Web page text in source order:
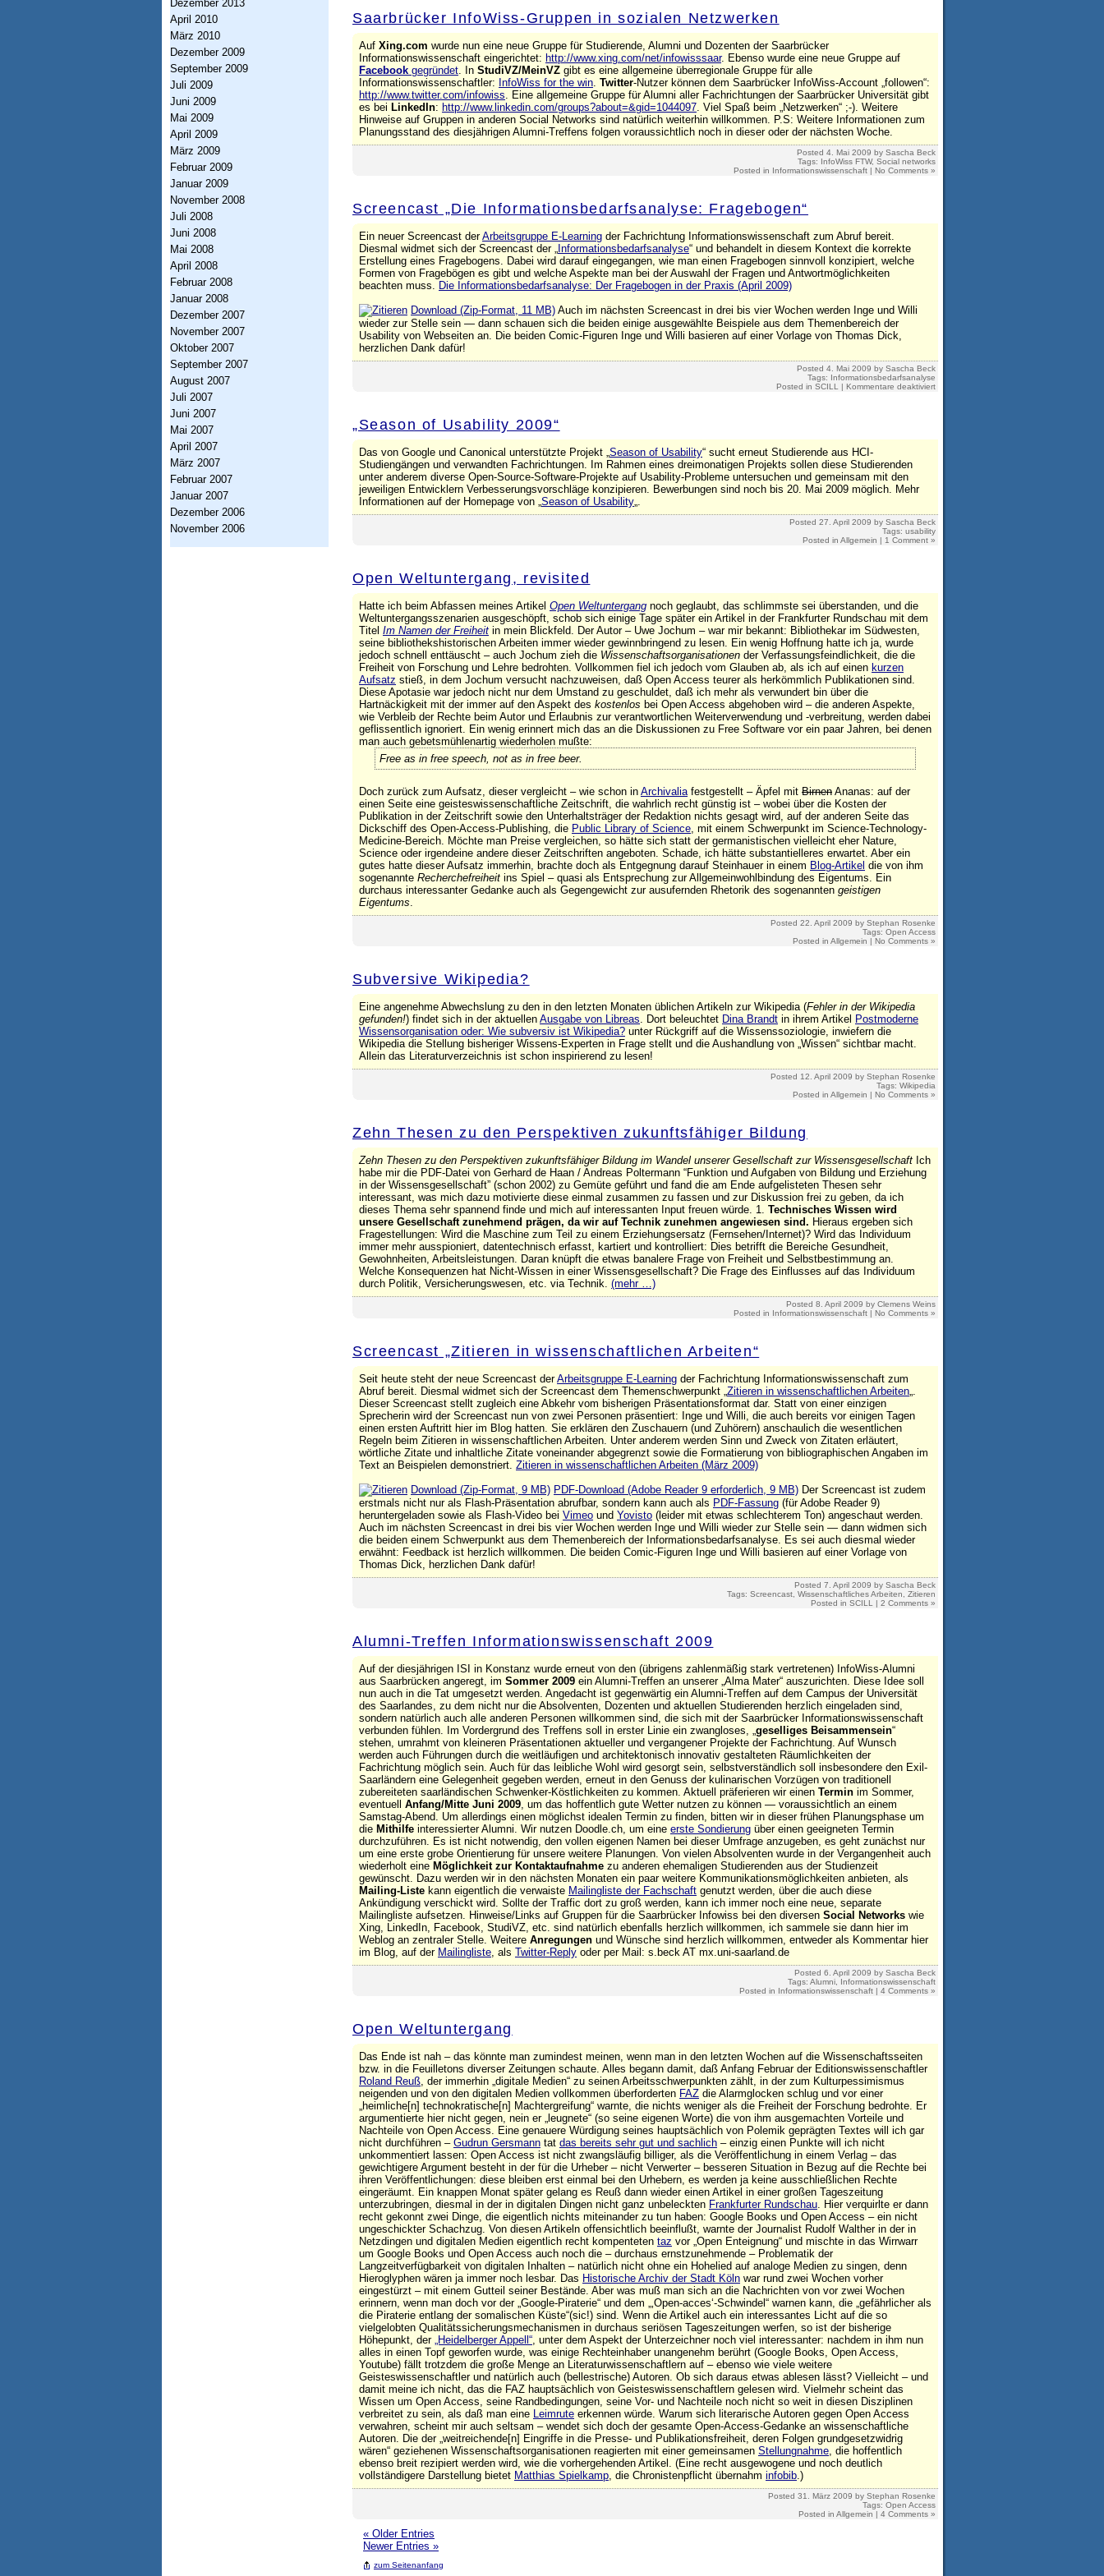
t
u
n
g
I
n
f
o
r
m
a
t
i
o
n
s
w
i
s
s
e
n
s
Dezember 2013
April 2010
März 2010
Dezember 2009
September 2009
Juli 2009
Juni 2009
Mai 2009
April 2009
März 2009
Februar 2009
Januar 2009
November 2008
Juli 2008
Juni 2008
Mai 2008
April 2008
Februar 2008
Januar 2008
Dezember 2007
November 2007
Oktober 2007
September 2007
August 2007
Juli 2007
Juni 2007
Mai 2007
April 2007
März 2007
Februar 2007
Januar 2007
Dezember 2006
November 2006
Saarbrücker InfoWiss-Gruppen in sozialen Netzwerken
Auf Xing.com wurde nun eine neue Gruppe für Studierende, Alumni und Dozenten der Saarbrücker
Informationswissenschaft eingerichtet: http://www.xing.com/net/infowisssaar. Ebenso wurde eine neue Gruppe auf
Facebook gegründet. In StudiVZ/MeinVZ gibt es eine allgemeine überregionale Gruppe für alle
Informationswissenschaftler: InfoWiss for the win. Twitter-Nutzer können dem Saarbrücker InfoWiss-Account „followen“:
http://www.twitter.com/infowiss. Eine allgemeine Gruppe für Alumni aller Fachrichtungen der Saarbrücker Universität gibt
es bei LinkedIn: http://www.linkedin.com/groups?about=&gid=1044097. Viel Spaß beim „Netzwerken“ ;-). Weitere
Hinweise auf Gruppen in anderen Social Networks sind natürlich weiterhin willkommen. P.S: Weitere Informationen zum
Planungsstand des diesjährigen Alumni-Treffens folgen voraussichtlich noch in dieser oder der nächsten Woche.
Posted 4. Mai 2009 by Sascha Beck
Tags: InfoWiss FTW, Social networks
Posted in Informationswissenschaft | No Comments »
Screencast „Die Informationsbedarfsanalyse: Fragebogen“
Ein neuer Screencast derArbeitsgruppe E-Learning der Fachrichtung Informationswissenschaft zum Abruf bereit.
Diesmal widmet sich der Screencast der „ Informationsbedarfsanalyse“ und behandelt in diesem Kontext die korrekte
Erstellung eines Fragebogens. Dabei wird darauf eingegangen, wie man einen Fragebogen sinnvoll konzipiert, welche
Formen von Fragebögen es gibt und welche Aspekte man bei der Auswahl der Fragen und Antwortmöglichkeiten
beachten muss. Die Informationsbedarfsanalyse: Der Fragebogen in der Praxis (April 2009)
Download (Zip-Format, 11 MB) Auch im nächsten Screencast in drei bis vier Wochen werden Inge und Willi
wieder zur Stelle sein — dann schauen sich die beiden einige ausgewählte Beispiele aus dem Themenbereich der
Usability von Webseiten an. Die beiden Comic-Figuren Inge und Willi basieren auf einer Vorlage von Thomas Dick,
herzlichen Dank dafür!
Posted 4. Mai 2009 by Sascha Beck
Tags: Informationsbedarfsanalyse
Posted in SCILL | Kommentare deaktiviertfür
„Season of Usability 2009“
Das von Google und Canonical unterstützte Projekt „Season of Usability“ sucht erneut Studierende aus HCI-
Studiengängen und verwandten Fachrichtungen. Im Rahmen eines dreimonatigen Projekts sollen diese Studierenden
unter anderem diverse Open-Source-Software-Projekte auf Usability-Probleme untersuchen und gemeinsam mit den
jeweiligen Entwicklern Verbesserungsvorschläge konzipieren. Bewerbungen sind noch bis 20. Mai 2009 möglich. Mehr
Informationen auf der Homepage von „Season of Usability„.
Posted 27. April 2009 by Sascha Beck
Tags: usability
Posted in Allgemein | 1 Comment »
Open Weltuntergang, revisited
Hatte ich beim Abfassen meines Artikel Open Weltuntergang noch geglaubt, das schlimmste sei überstanden, und die
Weltuntergangsszenarien ausgeschöpft, schob sich einige Tage später ein Artikel in der Frankfurter Rundschau mit dem
Titel Im Namen der Freiheit in mein Blickfeld. Der Autor – Uwe Jochum – war mir bekannt: Bibliothekar im Südwesten,
seine bibliothekshistorischen Arbeiten immer wieder gewinnbringend zu lesen. Ein wenig Hoffnung hatte ich ja, wurde
jedoch schnell enttäuscht – auch Jochum zieh die Wissenschaftsorganisationen der Verfassungsfeindlichkeit, die die
Freiheit von Forschung und Lehre bedrohten. Vollkommen fiel ich jedoch vom Glauben ab, als ich auf einen kurzen
Aufsatz stieß, in dem Jochum versucht nachzuweisen, daß Open Access teurer als herkömmlich Publikationen sind.
Diese Apotasie war jedoch nicht nur dem Umstand zu geschuldet, daß ich mehr als verwundert bin über die
Hartnäckigkeit mit der immer auf den Aspekt des kostenlos bei Open Access abgehoben wird – die anderen Aspekte,
wie Verbleib der Rechte beim Autor und Erlaubnis zur verantwortlichen Weiterverwendung und -verbreitung, werden dabei
geflissentlich ignoriert. Ein wenig erinnert mich das an die Diskussionen zu Free Software vor ein paar Jahren, bei denen
man auch gebetsmühlenartig wiederholen mußte:
Free as in free speech, not as in free beer.
Doch zurück zum Aufsatz, dieser vergleicht – wie schon in Archivaliafestgestellt – Äpfel mit Birnen Ananas: auf der
einen Seite eine geisteswissenschaftliche Zeitschrift, die wahrlich recht günstig ist – wobei über die Kosten der
Publikation in der Zeitschrift sowie den Unterhaltsträger der Redaktion nichts gesagt wird, auf der anderen Seite das
Dickschiff des Open-Access-Publishing, die Public Library of Science, mit einem Schwerpunkt im Science-Technology-
Medicine-Bereich. Möchte man Preise vergleichen, so hätte sich statt der germanistischen vielleicht eher Nature,
Science oder irgendeine andere dieser Zeitschriften angeboten. Schade, ich hätte substantielleres erwartet. Aber ein
gutes hatte dieser Aufsatz immerhin, brachte doch als Entgegnung darauf Steinhauer in einem Blog-Artikel die von ihm
sogenannte Recherchefreiheit ins Spiel – quasi als Entsprechung zur Allgemeinwohlbindung des Eigentums. Ein
durchaus interessanter Gedanke auch als Gegengewicht zur ausufernden Rhetorik des sogenannten geistigen
Eigentums.
Posted 22. April 2009 by Stephan Rosenke
Tags: Open Access
Posted in Allgemein | No Comments »
Subversive Wikipedia?
Eine angenehme Abwechslung zu den in den letzten Monaten üblichen Artikeln zur Wikipedia (Fehler in der Wikipedia
gefunden!) findet sich in der aktuellen Ausgabe von Libreas. Dort beleuchtet Dina Brandt in ihrem Artikel Postmoderne
Wissensorganisation oder: Wie subversiv ist Wikipedia? unter Rückgriff auf die Wissenssoziologie, inwiefern die
Wikipedia die Stellung bisheriger Wissens-Experten in Frage stellt und die Aushandlung von „Wissen“ sichtbar macht.
Allein das Literaturverzeichnis ist schon inspirierend zu lesen!
Posted 12. April 2009 by Stephan Rosenke
Tags: Wikipedia
Posted in Allgemein | No Comments »
Zehn Thesen zu den Perspektiven zukunftsfähiger Bildung
Zehn Thesen zu den Perspektiven zukunftsfähiger Bildung im Wandel unserer Gesellschaft zur Wissensgesellschaft Ich
habe mir die PDF-Datei von Gerhard de Haan / Andreas Poltermann “Funktion und Aufgaben von Bildung und Erziehung
in der Wissensgesellschaft” (schon 2002) zu Gemüte geführt und fand die am Ende aufgelisteten Thesen sehr
interessant, was mich dazu motivierte diese einmal zusammen zu fassen und zur Diskussion frei zu geben, da ich
dieses Thema sehr spannend finde und mich auf interessanten Input freuen würde. 1. Technisches Wissen wird
unsere Gesellschaft zunehmend prägen, da wir auf Technik zunehmen angewiesen sind. Hieraus ergeben sich
Fragestellungen: Wird die Maschine zum Teil zu einem Erziehungsersatz (Fernsehen/Internet)? Wird das Individuum
immer mehr ausspioniert, datentechnisch erfasst, kartiert und kontrolliert: Dies betrifft die Bereiche Gesundheit,
Gewohnheiten, Arbeitsleistungen. Daran knüpft die etwas banalere Frage von Freiheit und Selbstbestimmung an.
Welche Konsequenzen hat Nicht-Wissen in einer Wissensgesellschaft? Die Frage des Einflusses auf das Individuum
durch Politik, Versicherungswesen, etc. via Technik. (mehr …)
Posted 8. April 2009 by Clemens Weins
Posted in Informationswissenschaft | No Comments »
Screencast „Zitieren in wissenschaftlichen Arbeiten“
Seit heute steht der neue Screencast derArbeitsgruppe E-Learning der Fachrichtung Informationswissenschaft zum
Abruf bereit. Diesmal widmet sich der Screencast dem Themenschwerpunkt „Zitieren in wissenschaftlichen Arbeiten„.
Dieser Screencast stellt zugleich eine Abkehr vom bisherigen Präsentationsformat dar. Statt von einer einzigen
Sprecherin wird der Screencast nun von zwei Personen präsentiert: Inge und Willi, die auch bereits vor einigen Tagen
einen ersten Auftritt hier im Blog hatten. Sie erklären den Zuschauern (und Zuhörern) anschaulich die wesentlichen
Regeln beim Zitieren in wissenschaftlichen Arbeiten. Unter anderem werden Sinn und Zweck von Zitaten erläutert,
wörtliche Zitate und inhaltliche Zitate voneinander abgegrenzt sowie die Formatierung von bibliographischen Angaben im
Text an Beispielen demonstriert. Zitieren in wissenschaftlichen Arbeiten (März 2009)
Download (Zip-Format, 9 MB) PDF-Download (Adobe Reader 9 erforderlich, 9 MB) Der Screencast ist zudem
erstmals nicht nur als Flash-Präsentation abrufbar, sondern kann auch als PDF-Fassung (für Adobe Reader 9)
heruntergeladen sowie als Flash-Video bei Vimeo und Yovisto (leider mit etwas schlechterem Ton) angeschaut werden.
Auch im nächsten Screencast in drei bis vier Wochen werden Inge und Willi wieder zur Stelle sein — dann widmen sich
die beiden einem Schwerpunkt aus dem Themenbereich der Informationsbedarfsanalyse. Es sei auch diesmal wieder
erwähnt: Feedback ist herzlich willkommen. Die beiden Comic-Figuren Inge und Willi basieren auf einer Vorlage von
Thomas Dick, herzlichen Dank dafür!
Posted 7. April 2009 by Sascha Beck
Tags: Screencast Wissenschaftliches Arbeiten
Zitieren
Posted in SCILL | 2 Comments »
Alumni-Treffen Informationswissenschaft 2009
Auf der diesjährigen ISI in Konstanz wurde erneut von den (übrigens zahlenmäßig stark vertretenen) InfoWiss-Alumni
aus Saarbrücken angeregt, im Sommer 2009 ein Alumni-Treffen an unserer „Alma Mater“ auszurichten. Diese Idee soll
nun auch in die Tat umgesetzt werden. Angedacht ist gegenwärtig ein Alumni-Treffen auf dem Campus der Universität
des Saarlandes, zu dem nicht nur die Absolventen, Dozenten und aktuellen Studierenden herzlich eingeladen sind,
sondern natürlich auch alle anderen Personen willkommen sind, die sich mit der Saarbrücker Informationswissenschaft
verbunden fühlen. Im Vordergrund des Treffens soll in erster Linie ein zwangloses, „geselliges Beisammensein“
stehen, umrahmt von kleineren Präsentationen aktueller und vergangener Projekte der Fachrichtung. Auf Wunsch
werden auch Führungen durch die weitläufigen und architektonisch innovativ gestalteten Räumlichkeiten der
Fachrichtung möglich sein. Auch für das leibliche Wohl wird gesorgt sein, selbstverständlich soll insbesondere den Exil-
Saarländern eine Gelegenheit gegeben werden, erneut in den Genuss der kulinarischen Vorzügen von traditionell
zubereiteten saarländischen Schwenker-Köstlichkeiten zu kommen. Aktuell präferieren wir einen Termin im Sommer,
eventuell Anfang/Mitte Juni 2009, um das hoffentlich gute Wetter nutzen zu können — voraussichtlich an einem
Samstag-Abend. Um allerdings einen möglichst idealen Termin zu finden, bitten wir in dieser frühen Planungsphase um
die Mithilfe interessierter Alumni. Wir nutzen Doodle.ch, um eine erste Sondierung über einen geeigneten Termin
durchzuführen. Es ist nicht notwendig, den vollen eigenen Namen bei dieser Umfrage anzugeben, es geht zunächst nur
um eine erste grobe Orientierung für unsere weitere Planungen. Von vielen Absolventen wurde in der Vergangenheit auch
wiederholt eine Möglichkeit zur Kontaktaufnahme zu anderen ehemaligen Studierenden aus der Studienzeit
gewünscht. Dazu werden wir in den nächsten Monaten ein paar weitere Kommunikationsmöglichkeiten anbieten, als
Mailing-Liste kann eigentlich die verwaiste Mailingliste der Fachschaft genutzt werden, über die auch diese
Ankündigung verschickt wird. Sollte der Traffic dort zu groß werden, kann ich immer noch eine neue, separate
Mailingliste aufsetzen. Hinweise/Links auf Gruppen für die Saarbrücker Infowiss bei den diversen Social Networks wie
Xing, LinkedIn, Facebook, StudiVZ, etc. sind natürlich ebenfalls herzlich willkommen, ich sammele sie dann hier im
Weblog an zentraler Stelle. Weitere Anregungen und Wünsche sind herzlich willkommen, entweder als Kommentar hier
im Blog, auf der Mailingliste, als Twitter-Reply oder per Mail: s.beck AT mx.uni-saarland.de
Posted 6. April 2009 by Sascha Beck
Tags: Alumni
Informationswissenschaft
Posted in Informationswissenschaft | 4 Comments »
Open Weltuntergang
Das Ende ist nah – das könnte man zumindest meinen, wenn man in den letzten Wochen auf die Wissenschaftsseiten
bzw. in die Feuilletons diverser Zeitungen schaute. Alles begann damit, daß Anfang Februar der Editionswissenschaftler
Roland Reuß, der immerhin „digitale Medien“ zu seinen Arbeitsschwerpunkten zählt, in der zum Kulturpessimismus
neigenden und von den digitalen Medien vollkommen überforderten FAZ die Alarmglocken schlug und vor einer
„heimliche[n] technokratische[n] Machtergreifung“ warnte, die nichts weniger als die Freiheit der Forschung bedrohte. Er
argumentierte hier nicht gegen, nein er „leugnete“ (so seine eigenen Worte) die von ihm ausgemachten Vorteile und
Nachteile von Open Access. Eine genauere Würdigung seines hauptsächlich von Polemik geprägten Textes will ich gar
nicht durchführen – Gudrun Gersmann tat das bereits sehr gut und sachlich – einzig einen Punkte will ich nicht
unkommentiert lassen: Open Access ist nicht zwangsläufig billiger, als die Veröffentlichung in einem Verlag – das
gewichtigere Argument besteht in der für die Urheber – nicht Verwerter – besseren Situation in Bezug auf die Rechte bei
ihren Veröffentlichungen: diese bleiben erst einmal bei den Urhebern, es werden ja keine ausschließlichen Rechte
eingeräumt. Ein knappen Monat später gelang es Reuß dann wieder einen Artikel in einer großen Tageszeitung
unterzubringen, diesmal in der in digitalen Dingen nicht ganz unbeleckten Frankfurter Rundschau. Hier verquirlte er dann
recht gekonnt zwei Dinge, die eigentlich nichts miteinander zu tun haben: Google Books und Open Access – ein nicht
ungeschickter Schachzug. Von diesen Artikeln offensichtlich beeinflußt, warnte der Journalist Rudolf Walther in der in
Netzdingen und digitalen Medien eigentlich recht kompenteten taz vor „Open Enteignung“ und mischte in das Wirrwarr
um Google Books und Open Access auch noch die – durchaus ernstzunehmende – Problematik der
Langzeitverfügbarkeit von digitalen Inhalten – natürlich nicht ohne ein Hohelied auf analoge Medien zu singen, denn
Hieroglyphen wären ja immer noch lesbar. Das Historische Archiv der Stadt Köln war rund zwei Wochen vorher
eingestürzt – mit einem Gutteil seiner Bestände. Aber was muß man sich an die Nachrichten von vor zwei Wochen
erinnern, wenn man doch vor der „Google-Piraterie“ und dem „‚Open-acces‘-Schwindel“ warnen kann, die „gefährlicher als
die Piraterie entlang der somalischen Küste“(sic!) sind. Wenn die Artikel auch ein interessantes Licht auf die so
vielgelobten Qualitätssicherungsmechanismen in durchaus seriösen Tageszeitungen werfen, so ist der bisherige
Höhepunkt, der „Heidelberger Appell“, unter dem Aspekt der Unterzeichner noch viel interessanter: nachdem in ihm nun
alles in einen Topf geworfen wurde, was einige Rechteinhaber unangenehm berührt (Google Books, Open Access,
Youtube) fällt trotzdem die große Menge an Literaturwissenschaftlern auf – ebenso wie viele weitere
Geisteswissenschaftler und natürlich auch (bellestrische) Autoren. Ob sich daraus etwas ablesen lässt? Vielleicht – und
damit meine ich nicht, das die FAZ hauptsächlich von Geisteswissenschaftlern gelesen wird. Vielmehr scheint das
Wissen um Open Access, seine Randbedingungen, seine Vor- und Nachteile noch nicht so weit in diesen Disziplinen
verbreitet zu sein, als daß man eine Leimrute erkennen würde. Warum sich literarische Autoren gegen Open Access
verwahren, scheint mir auch seltsam – wendet sich doch der gesamte Open-Access-Gedanke an wissenschaftliche
Autoren. Die der „weitreichende[n] Eingriffe in die Presse- und Publikationsfreiheit, deren Folgen grundgesetzwidrig
wären“ geziehenen Wissenschaftsorganisationen reagierten mit einer gemeinsamen Stellungnahme, die hoffentlich
ebenso breit rezipiert werden wird, wie die vorhergehenden Artikel. (Eine recht ausgewogene und noch deutlich
vollständigere Darstellung bietet Matthias Spielkamp, die Chronistenpflicht übernahm infobib.)
Posted 31. März 2009 by Stephan Rosenke
Tags: Open Access
Posted in Allgemein | 4 Comments »
« Older Entries
Newer Entries »
zum Seitenanfang